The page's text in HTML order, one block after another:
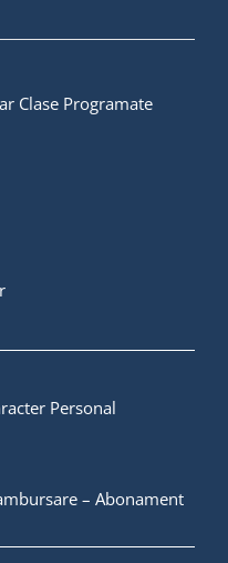
Clase Programate
Personal
– Abonament